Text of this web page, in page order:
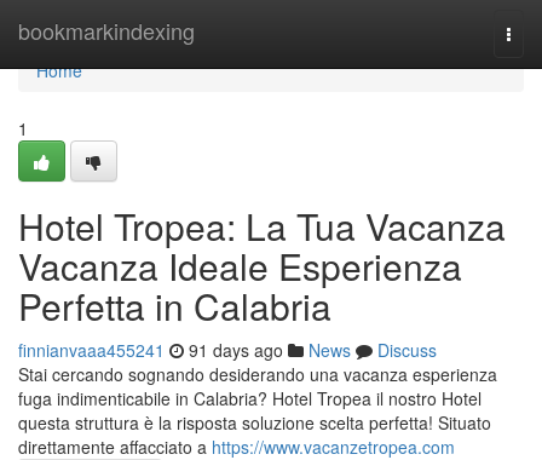
bookmarkindexing
Home
Home
1
Hotel Tropea: La Tua Vacanza
Vacanza Ideale Esperienza
Perfetta in Calabria
finnianvaaa455241 91 days ago News
Discuss
Stai cercando sognando desiderando una vacanza esperienza
fuga indimenticabile in Calabria? Hotel Tropea il nostro Hotel
questa struttura è la risposta soluzione scelta perfetta! Situato
direttamente affacciato a https://www.vacanzetropea.com